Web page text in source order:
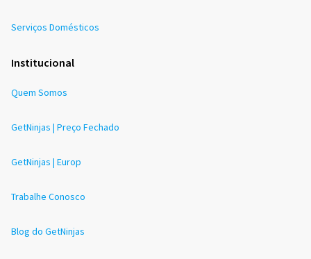
Serviços Domésticos
Institucional
Quem Somos
GetNinjas | Preço Fechado
GetNinjas | Europ
Trabalhe Conosco
Blog do GetNinjas